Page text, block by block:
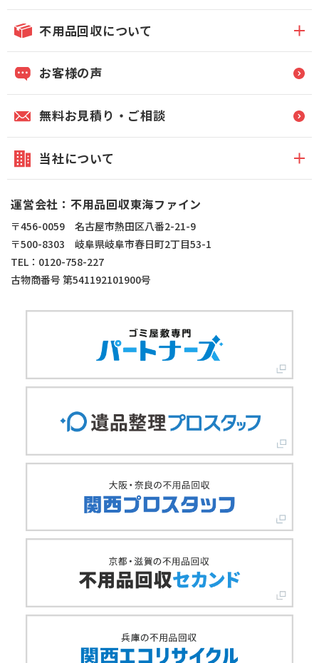
不用品回収について
お客様の声
無料お見積り・ご相談
当社について
運営会社：不用品回収東海ファイン
〒456-0059 名古屋市熱田区八番2-21-9
〒500-8303 岐阜県岐阜市春日町2丁目53-1
TEL：0120-758-227
古物商番号 第541192101900号